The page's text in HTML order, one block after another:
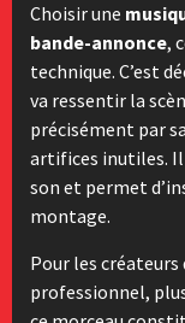
Choisir une
bande-annonce,
technique. C’est
va ressentir la
précisément par
artifices inutiles. Il
son et permet
montage.
Pour les créateurs
professionnel,